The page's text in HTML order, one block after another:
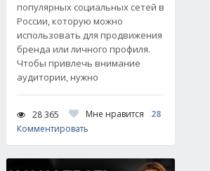
популярных социальных сетей в
России, которую можно
использовать для продвижения
бренда или личного профиля.
Чтобы привлечь внимание
аудитории, нужно
28 365 Мне нравится
28
Комментировать